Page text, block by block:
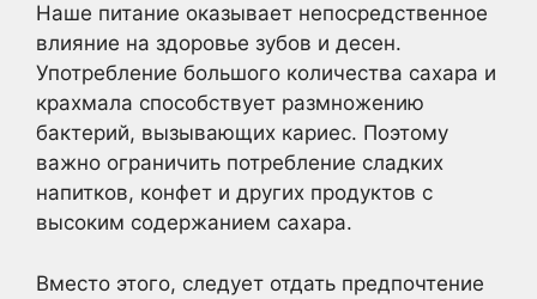
Наше питание оказывает непосредственное
влияние на здоровье зубов и десен.
Употребление большого количества сахара и
крахмала способствует размножению
бактерий, вызывающих кариес. Поэтому
важно ограничить потребление сладких
напитков, конфет и других продуктов с
высоким содержанием сахара.
Вместо этого, следует отдать предпочтение